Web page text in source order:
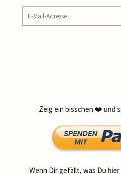
Zeig ein bisschen ❤️ und
Wenn Dir gefällt, was Du